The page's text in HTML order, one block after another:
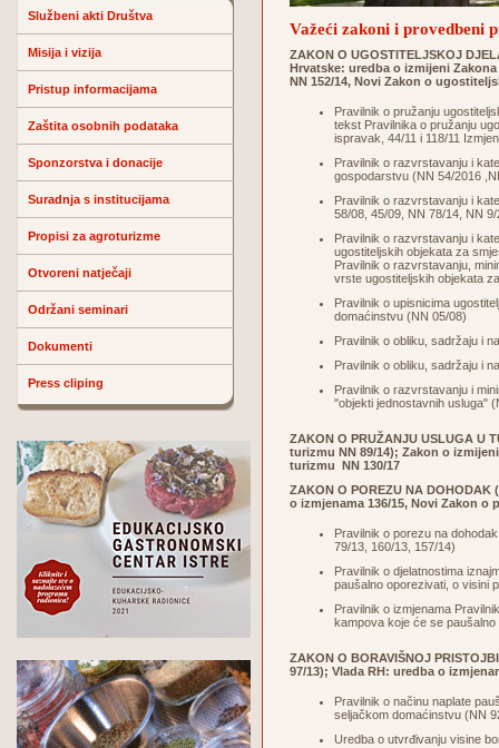
Službeni akti Društva
Misija i vizija
Pristup informacijama
Zaštita osobnih podataka
Sponzorstva i donacije
Suradnja s institucijama
Propisi za agroturizme
Otvoreni natječaji
Održani seminari
Dokumenti
Press cliping
Važeći zakoni i provedbeni
ZAKON O UGOSTITELJSKOJ
Hrvatske: uredba o izmijeni
NN 152/14, Novi Zakon o
Pravilnik o pružanju
tekst Pravilnika o pružanju
ispravak, 44/11 i 118/11
Pravilnik o razvrstavanju i
gospodarstvu (NN 54/2016
Pravilnik o razvrstavanju i
58/08, 45/09, NN 78/14, NN
Pravilnik o razvrstavanju i
ugostiteljskih objekata za
Pravilnik o razvrstavanju,
vrste ugostiteljskih objekata
Pravilnik o upisnicima
domaćinstvu (NN 05/08)
Pravilnik o obliku, sadržaju i
Pravilnik o obliku, sadržaju i
Pravilnik o razvrstavanju i
"objekti jednostavnih usluga"
ZAKON O PRUŽANJU USLUGA U
turizmu NN 89/14); Zakon o
turizmu NN 130/17
ZAKON O POREZU NA DOHODAK
o izmjenama 136/15, Novi Zakon o
Pravilnik o porezu na
79/13, 160/13, 157/14)
Pravilnik o djelatnostima
paušalno oporezivati, o visini
Pravilnik o izmjenama
kampova koje će se
ZAKON O BORAVIŠNOJ
97/13); Vlada RH: uredba o
Pravilnik o načinu naplate
seljačkom domaćinstvu (NN
Uredba o utvrđivanju visine